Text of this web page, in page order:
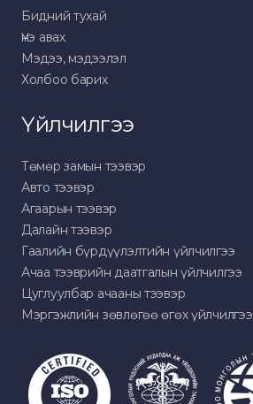
Бидний тухай
Үнэ авах
Мэдээ, мэдээлэл
Холбоо барих
Үйлчилгээ
Төмөр замын тээвэр
Авто тээвэр
Агаарын тээвэр
Далайн тээвэр
Гаалийн бүрдүүлэлтийн үйлчилгээ
Ачаа тээврийн даатгалын үйлчилгээ
Цуглуулбар ачааны тээвэр
Мэргэжлийн зөвлөгөө өгөх үйлчилгээ